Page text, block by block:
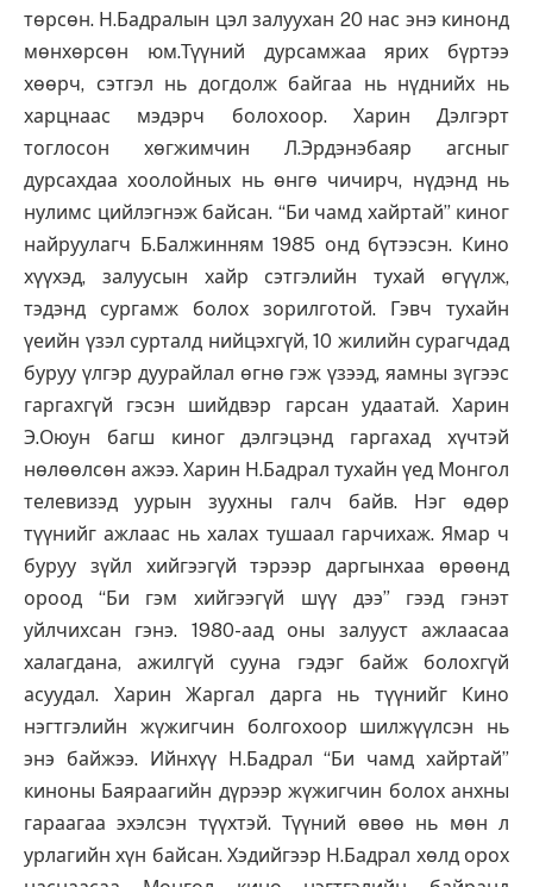
төрсөн. Н.Бадралын цэл залуухан 20 нас энэ кинонд
мөнхөрсөн юм.Түүний дурсамжаа ярих бүртээ
хөөрч, сэтгэл нь догдолж байгаа нь нүднийх нь
харцнаас мэдэрч болохоор. Харин Дэлгэрт
тоглосон хөгжимчин Л.Эрдэнэбаяр агсныг
дурсахдаа хоолойных нь өнгө чичирч, нүдэнд нь
нулимс цийлэгнэж байсан. “Би чамд хайртай” киног
найруулагч Б.Балжинням 1985 онд бүтээсэн. Кино
хүүхэд, залуусын хайр сэтгэлийн тухай өгүүлж,
тэдэнд сургамж болох зорилготой. Гэвч тухайн
үеийн үзэл сурталд нийцэхгүй, 10 жилийн сурагчдад
буруу үлгэр дуурайлал өгнө гэж үзээд, яамны зүгээс
гаргахгүй гэсэн шийдвэр гарсан удаатай. Харин
Э.Оюун багш киног дэлгэцэнд гаргахад хүчтэй
нөлөөлсөн ажээ. Харин Н.Бадрал тухайн үед Монгол
телевизэд уурын зуухны галч байв. Нэг өдөр
түүнийг ажлаас нь халах тушаал гарчихаж. Ямар ч
буруу зүйл хийгээгүй тэрээр даргынхаа өрөөнд
ороод “Би гэм хийгээгүй шүү дээ” гээд гэнэт
уйлчихсан гэнэ. 1980-аад оны залууст ажлаасаа
халагдана, ажилгүй сууна гэдэг байж болохгүй
асуудал. Харин Жаргал дарга нь түүнийг Кино
нэгтгэлийн жүжигчин болгохоор шилжүүлсэн нь
энэ байжээ. Ийнхүү Н.Бадрал “Би чамд хайртай”
киноны Баяраагийн дүрээр жүжигчин болох анхны
гараагаа эхэлсэн түүхтэй. Түүний өвөө нь мөн л
урлагийн хүн байсан. Хэдийгээр Н.Бадрал хөлд орох